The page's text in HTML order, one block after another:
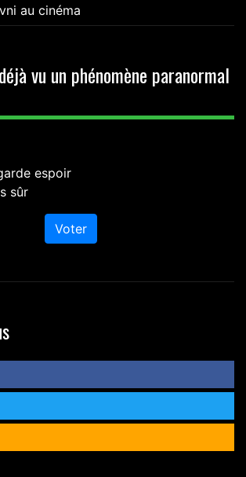
au cinéma
vu un phénomène paranormal
espoir
sûr
Voter